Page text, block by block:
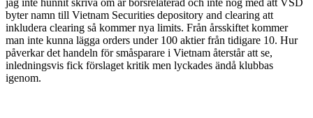
byter namn till Vietnam Securities depository and clearing att
inkludera clearing så kommer nya limits. Från årsskiftet kommer
man inte kunna lägga orders under 100 aktier från tidigare 10. Hur
påverkar det handeln för småsparare i Vietnam återstår att se,
inledningsvis fick förslaget kritik men lyckades ändå klubbas
igenom.